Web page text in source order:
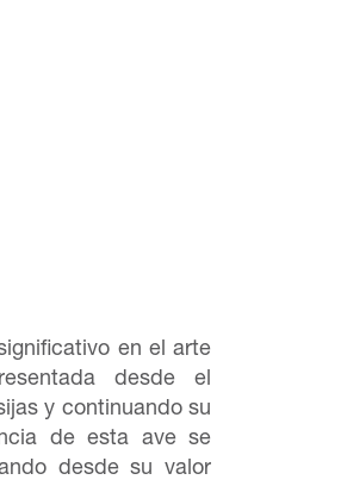
en el arte
desde el
y continuando su
de esta ave se
desde su valor